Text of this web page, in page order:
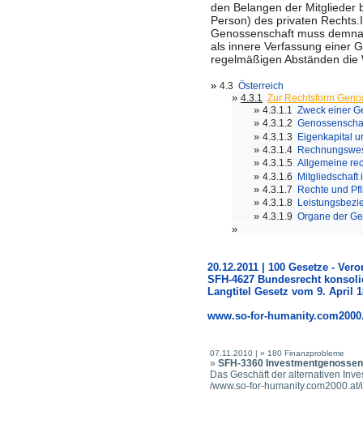
den Belangen der Mitglieder
Person) des privaten Rechts.
Genossenschaft muss
als innere Verfassung einer
regelmäßigen Abständen
» 4.3 Österreich
» 4.3.1 Zur Rechtsform
» 4.3.1.1 Zweck einer
» 4.3.1.2
» 4.3.1.3 Eigenkapital
» 4.3.1.4
» 4.3.1.5 Allgemeine
» 4.3.1.6 Mitgliedschaft
» 4.3.1.7 Rechte und
» 4.3.1.8
» 4.3.1.9 Organe der
»
20.12.2011 | 100 Gesetze -
SFH-4627 Bundesrecht
Langtitel Gesetz vom 9. April
www.so-for-
07.11.2010 | » 180 Finanzprobleme
» SFH-3360
Das Geschäft der alternativen
/www.so-for-